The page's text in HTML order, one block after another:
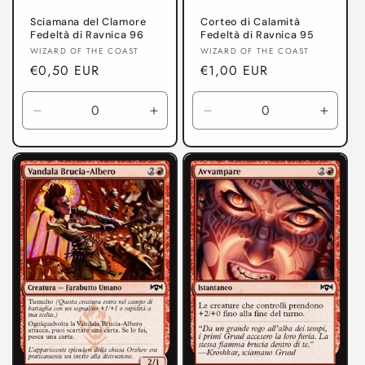
Sciamana del Clamore
Fedeltà di Ravnica 96
Produttore:
WIZARD OF THE COAST
Prezzo
di
listino
€0,50 EUR
Diminuisci
quantità
per
Fedeltà
di
Ravnica
Aumenta
quantità
per
Fedeltà
di
Ravnica
Corteo di Calamità
Fedeltà di Ravnica 95
Produttore:
WIZARD OF THE COAST
Prezzo
di
listino
€1,00 EUR
Diminuisci
quantità
per
Fedeltà
di
Ravnica
per
di